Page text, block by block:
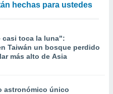
hechas para ustedes
casi toca la luna":
Taiwán un bosque perdido
más alto de Asia
astronómico único